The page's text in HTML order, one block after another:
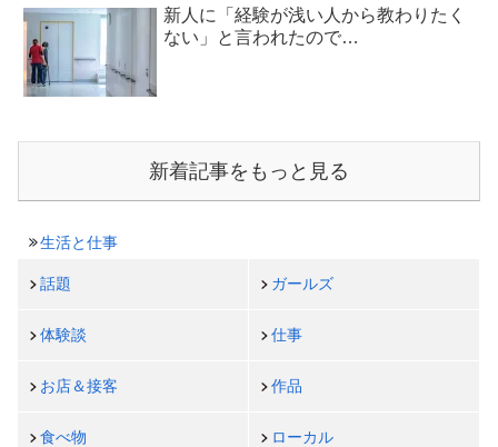
新人に「経験が浅い人から教わりたく
ない」と言われたので…
新着記事をもっと見る
生活と仕事
話題 ガールズ
体験談 仕事
お店＆接客 作品
食べ物 ローカル